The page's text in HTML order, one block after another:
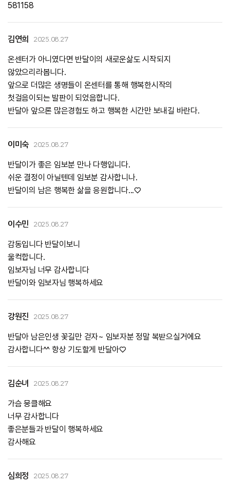
581158
김연희 2025.08.27
온센터가 아니였다면 반달이의 새로운삶도 시작되지
않았으리라봅니다.
앞으로 더많은 생명들이 온센터를 통해 행복한시작의
첫걸음이되는 발판이 되었음합니다.
반달아 앞으론 많은경험도 하고 행복한 시간만 보내길 바란다.
이미숙 2025.08.27
반달이가 좋은 임보분 만나 다행입니다.
쉬운 결정이 아닐텐데 임보분 감사합니나.
반달이의 남은 행복한 삶을 응원합니다...♡
이수민 2025.08.27
감동입니다 반달이보니
울컥합니다.
임보자님 너무 감사합니다
반달이와 임보자님 행복하세요
강원진 2025.08.27
반달아 남은인생 꽃길만 걷자~ 임보자분 정말 복받으실거에요
감사합니다^^ 항상 기도할게 반달아♡
김순녀 2025.08.27
가슴 뭉클해요
너무 감사합니다
좋은분들과 반달이 행복하세요
감사해요
심희정 2025.08.27